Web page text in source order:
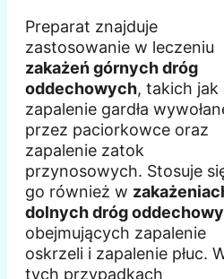
Preparat znajduje
zastosowanie w leczeniu
zakażeń górnych dróg
oddechowych, takich jak
zapalenie gardła
przez paciorkowce oraz
zapalenie zatok
przynosowych. Stosuje
go również w
dolnych dróg
obejmujących zapalenie
oskrzeli i zapalenie płuc.
tych przypadkach